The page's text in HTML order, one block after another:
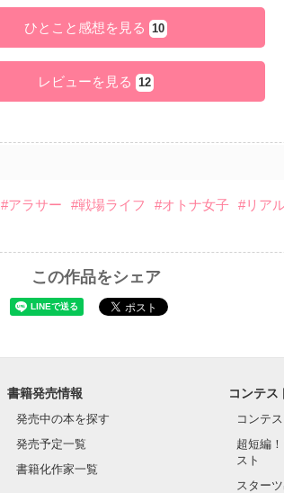
ひとこと感想を見る 10
レビューを見る 12
#アラサー #戦場ライフ #オトナ女子 #リア
この作品をシェア
書籍発売情報
発売中の本を探す
発売予定一覧
書籍化作家一覧
コンテス
コンテ
超短編
スト
スター